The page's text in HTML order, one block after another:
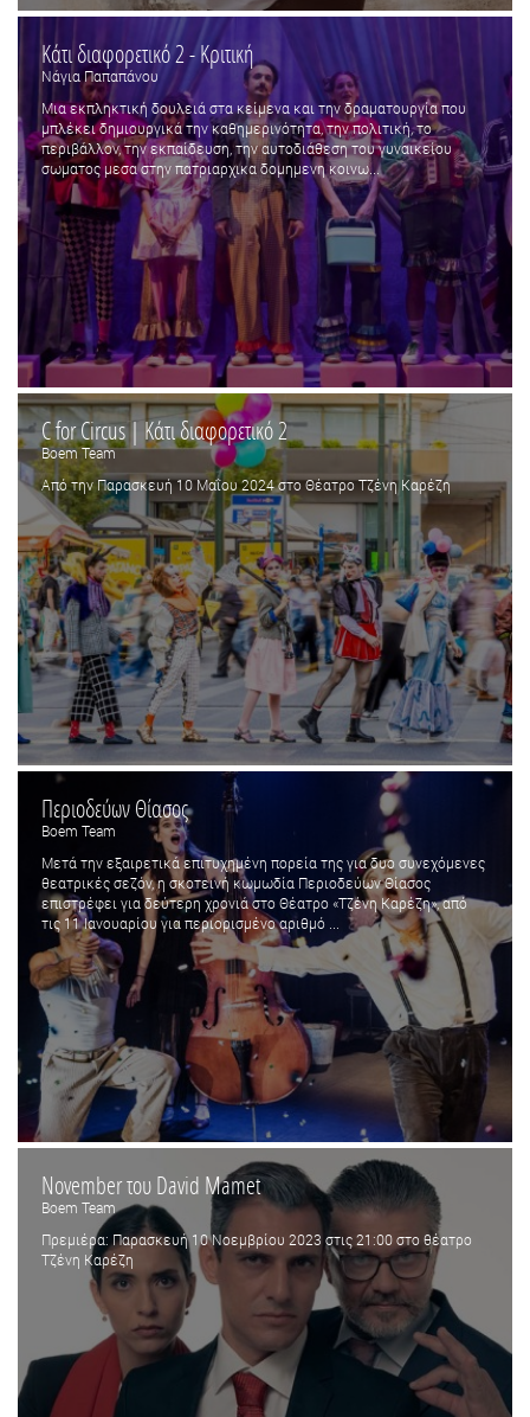
Κάτι διαφορετικό 2 - Κριτική
Νάγια Παπαπάνου
Μια εκπληκτική δουλειά στα κείμενα και την δραματουργία που
μπλέκει δημιουργικά την καθημερινότητα, την πολιτική, το
περιβάλλον, την εκπαίδευση, την αυτοδιάθεση του γυναικείου
σωματος μεσα στην πατριαρχικα δομημενη κοινω...
C for Circus | Κάτι διαφορετικό 2
Boem Team
Από την Παρασκευή 10 Μαΐου 2024 στο Θέατρο Τζένη Καρέζη
Περιοδεύων Θίασος
Boem Team
Μετά την εξαιρετικά επιτυχημένη πορεία της για δυο συνεχόμενες
θεατρικές σεζόν, η σκοτεινή κωμωδία Περιοδεύων Θίασος
επιστρέφει για δεύτερη χρονιά στο Θέατρο «Τζένη Καρέζη», από
τις 11 Ιανουαρίου για περιορισμένο αριθμό ...
November του David Mamet
Boem Team
Πρεμιέρα: Παρασκευή 10 Νοεμβρίου 2023 στις 21:00 στο θέατρο
Τζένη Καρέζη